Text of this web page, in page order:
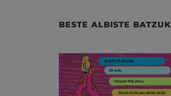
BESTE ALBISTE BATZUK